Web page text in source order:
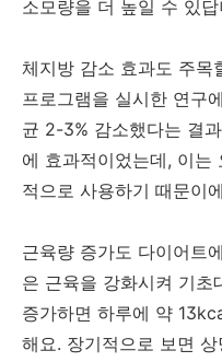
소모량을 더 높일 수 있답
체지방 감소 효과도 주목
프로그램을 실시한 연구
균 2-3% 감소했다는 결
에 효과적이었는데, 이는
적으로 사용하기 때문이
근육량 증가도 다이어트
은 근육을 강화시켜 기초
증가하면 하루에 약
해요. 장기적으로 보면